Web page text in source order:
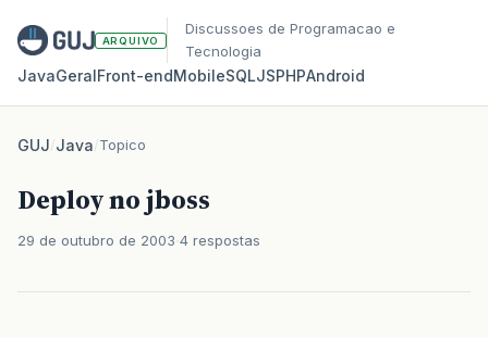
ARQUIVO
Discussoes de Programacao e
Tecnologia
JavaGeralFront‑endMobileSQLJSPHPAndroid
GUJ/Java/Topico
Deploy no jboss
29 de outubro de 2003 4 respostas